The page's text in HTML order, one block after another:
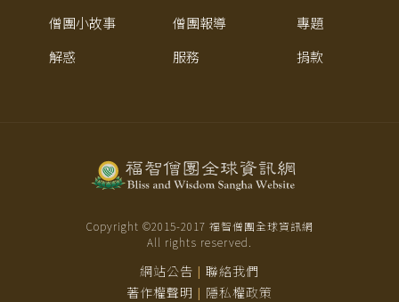
僧團小故事
僧團報導
專題
解惑
服務 捐款
Copyright ©2015-2017 福智僧團全球資訊網
All rights reserved.
網站公告 | 聯絡我們
著作權聲明 | 隱私權政策